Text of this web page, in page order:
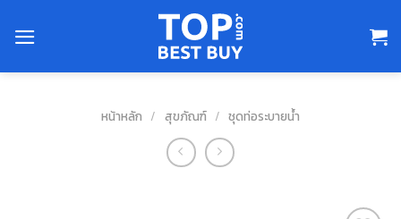
หน้าหลัก / สุขภัณฑ์ / ชุดท่อระบายน้ำ